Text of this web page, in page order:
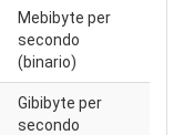
Mebibyte per
secondo
(binario)
Gibibyte per
secondo